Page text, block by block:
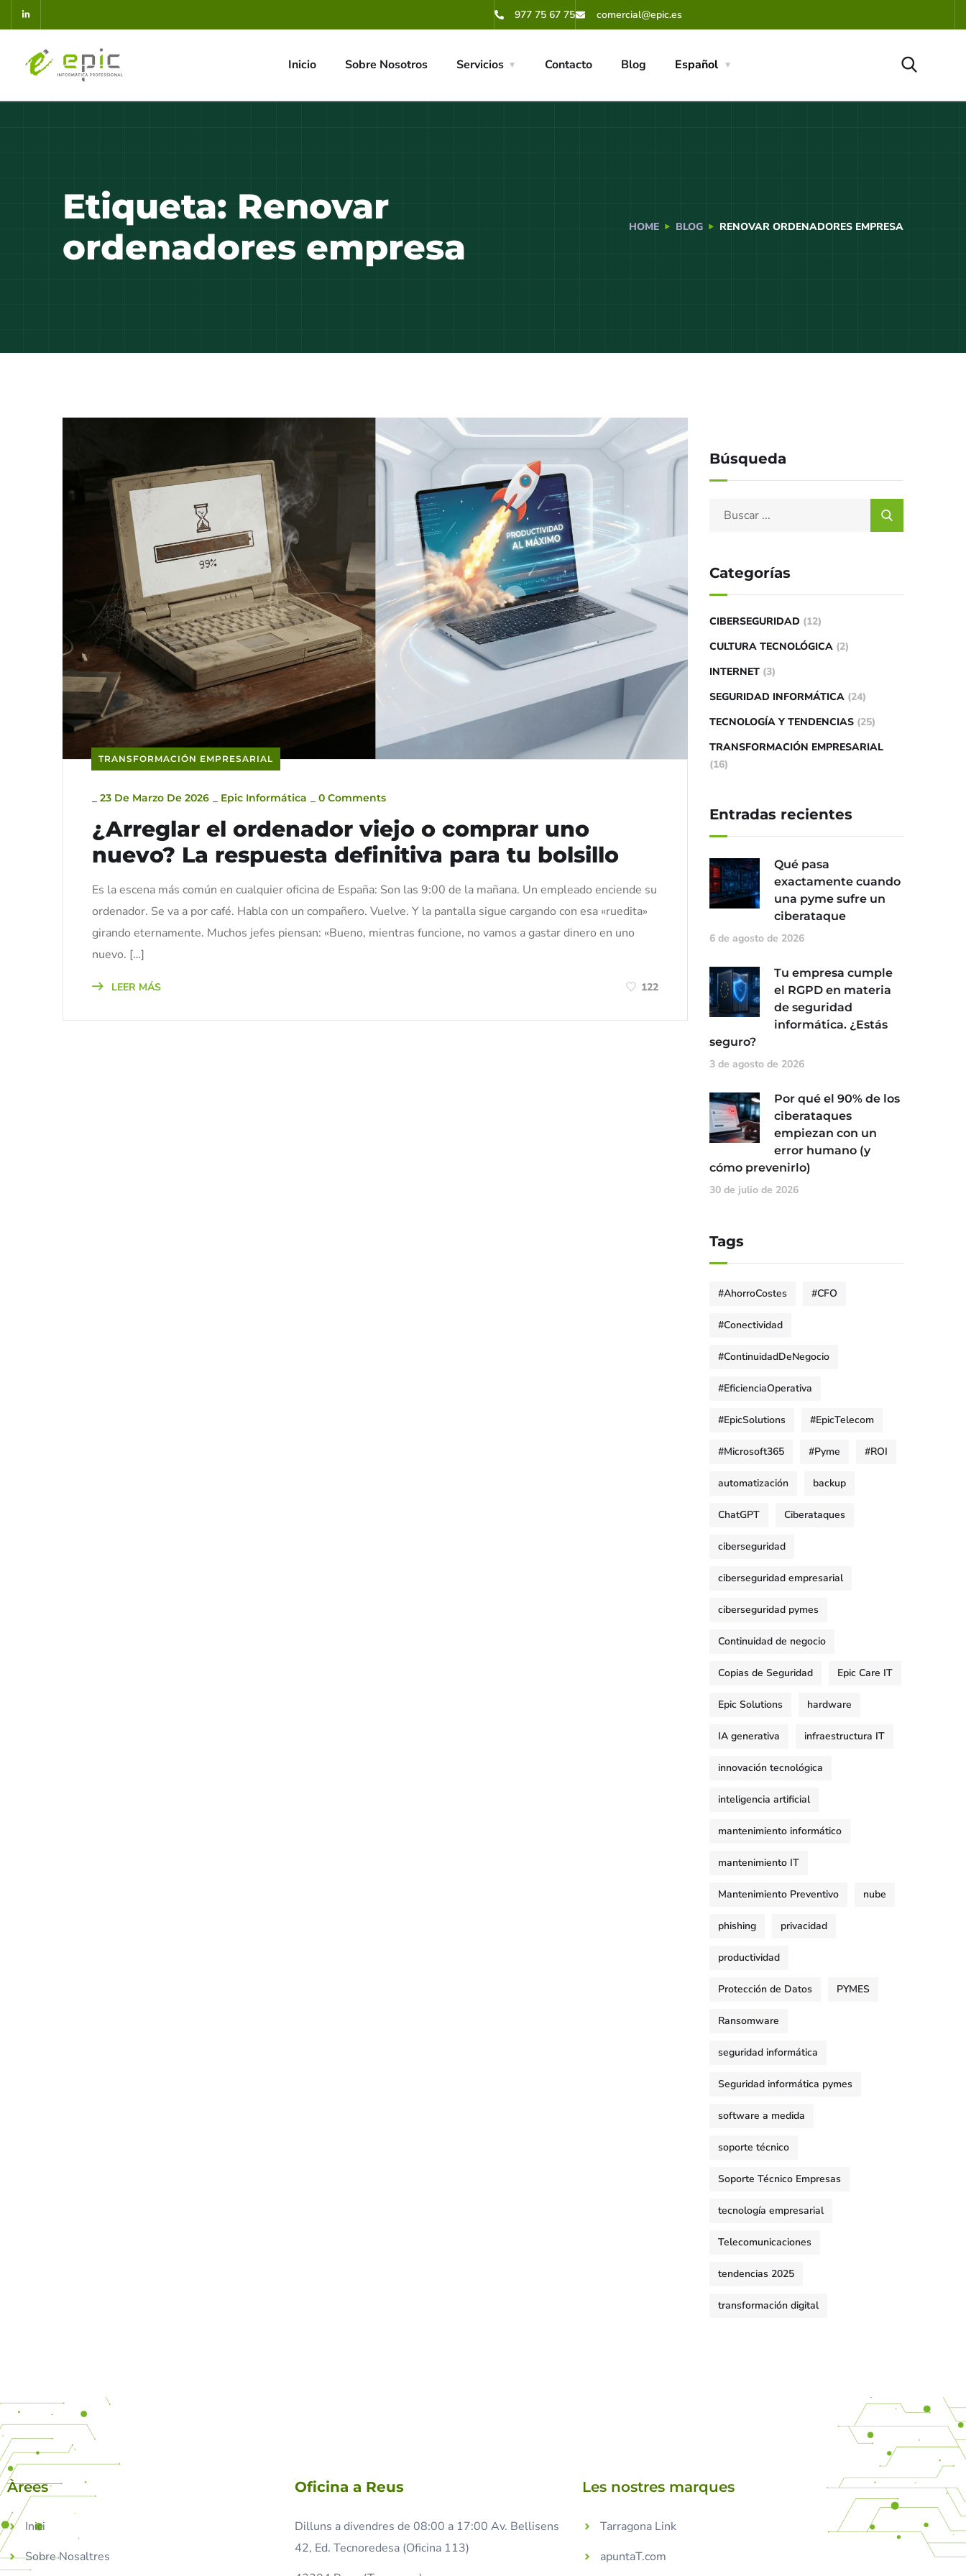
977 75 67 75 comercial@epic.es
Inicio Sobre Nosotros Servicios Contacto Blog Español
Etiqueta: Renovar
ordenadores empresa
HOME BLOG RENOVAR ORDENADORES EMPRESA
TRANSFORMACIÓN EMPRESARIAL
23 De Marzo De 2026 Epic Informática 0 Comments
¿Arreglar el ordenador viejo o comprar uno
nuevo? La respuesta definitiva para tu bolsillo
Es la escena más común en cualquier oficina de España: Son las 9:00 de la mañana. Un empleado enciende su
ordenador. Se va a por café. Habla con un compañero. Vuelve. Y la pantalla sigue cargando con esa «ruedita»
girando eternamente. Muchos jefes piensan: «Bueno, mientras funcione, no vamos a gastar dinero en uno
nuevo. […]
LEER MÁS 122
Búsqueda
Categorías
CIBERSEGURIDAD (12)
CULTURA TECNOLÓGICA (2)
INTERNET (3)
SEGURIDAD INFORMÁTICA (24)
TECNOLOGÍA Y TENDENCIAS (25)
TRANSFORMACIÓN EMPRESARIAL
(16)
Entradas recientes
Qué pasa
exactamente cuando
una pyme sufre un
ciberataque
6 de agosto de 2026
Tu empresa cumple
el RGPD en materia
de seguridad
informática. ¿Estás
seguro?
3 de agosto de 2026
Por qué el 90% de los
ciberataques
empiezan con un
error humano (y
cómo prevenirlo)
30 de julio de 2026
Tags
#AhorroCostes #CFO
#Conectividad
#ContinuidadDeNegocio
#EficienciaOperativa
#EpicSolutions #EpicTelecom
#Microsoft365 #Pyme #ROI
automatización backup
ChatGPT Ciberataques
ciberseguridad
ciberseguridad empresarial
ciberseguridad pymes
Continuidad de negocio
Copias de Seguridad Epic Care IT
Epic Solutions hardware
IA generativa infraestructura IT
innovación tecnológica
inteligencia artificial
mantenimiento informático
mantenimiento IT
Mantenimiento Preventivo nube
phishing privacidad
productividad
Protección de Datos PYMES
Ransomware
seguridad informática
Seguridad informática pymes
software a medida
soporte técnico
Soporte Técnico Empresas
tecnología empresarial
Telecomunicaciones
tendencias 2025
transformación digital
Àrees
Inici
Sobre Nosaltres
Oficina a Reus
Dilluns a divendres de 08:00 a 17:00 Av. Bellisens
42, Ed. Tecnoredesa (Oficina 113)
Les nostres marques
Tarragona Link
apuntaT.com